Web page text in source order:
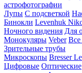
астрофотографии
Лупы С подсветкой
Бинокли Levenhuk
Ночного видения Для
Монокуляры Veber
Зрительные трубы
Микроскопы Bresser
Цифровые Оптические